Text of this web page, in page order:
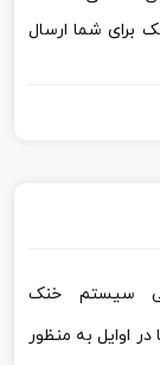
برای شما ارسال
سیستم خنک
اوایل به منظور